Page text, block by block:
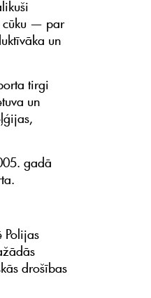
cūku — par
un
tirgi
un
gadā
Polijas
drošības